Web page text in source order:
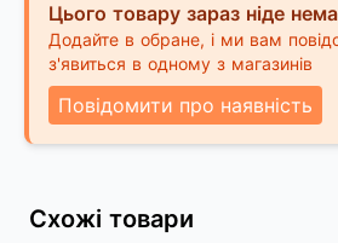
Цього товару зараз ніде
Додайте в обране, і ми вам
з'явиться в одному з магазинів
Повідомити про наявність
Схожі товари